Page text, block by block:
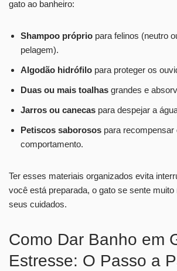
gato ao banheiro:
Shampoo próprio para felinos (neutro
pelagem).
Algodão hidrófilo para proteger os
Duas ou mais toalhas grandes e
Jarros ou canecas para despejar a
Petiscos saborosos para recompensar
comportamento.
Ter esses materiais organizados evita
você está preparada, o gato se sente
seus cuidados.
Como Dar Banho em
Estresse: O Passo a